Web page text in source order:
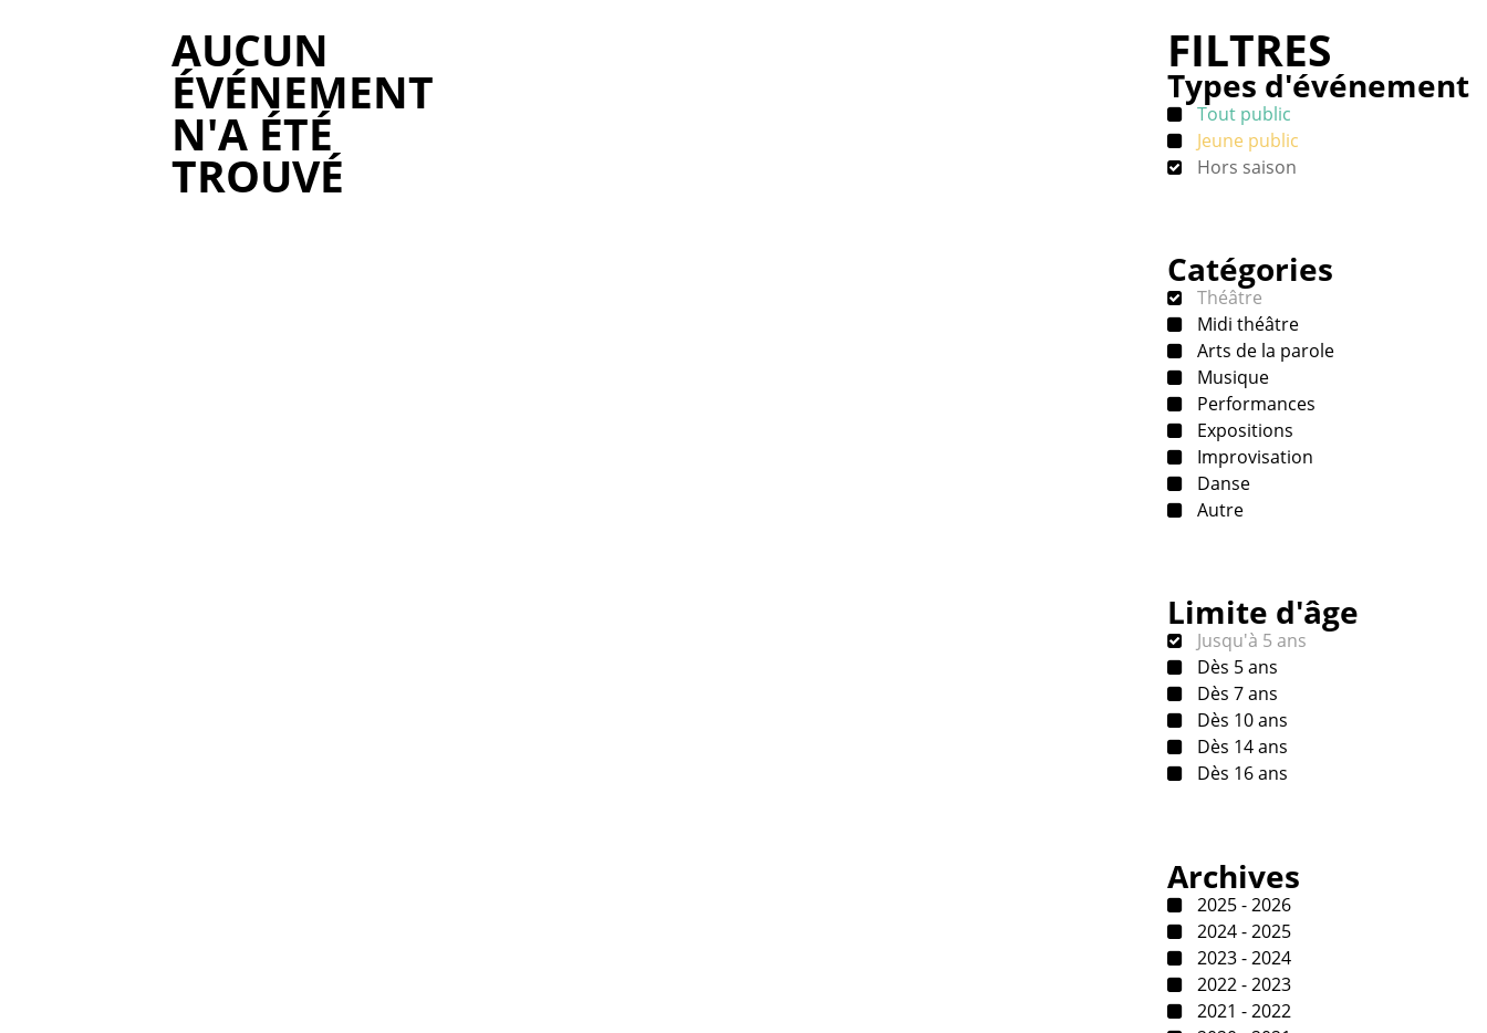
AUCUN
ÉVÉNEMENT
N'A ÉTÉ
TROUVÉ
FILTRES
Types d'événement
Tout public
Jeune public
Hors saison
Catégories
Théâtre
Midi théâtre
Arts de la parole
Musique
Performances
Expositions
Improvisation
Danse
Autre
Limite d'âge
Jusqu'à 5 ans
Dès 5 ans
Dès 7 ans
Dès 10 ans
Dès 14 ans
Dès 16 ans
Archives
2025 - 2026
2024 - 2025
2023 - 2024
2022 - 2023
2021 - 2022